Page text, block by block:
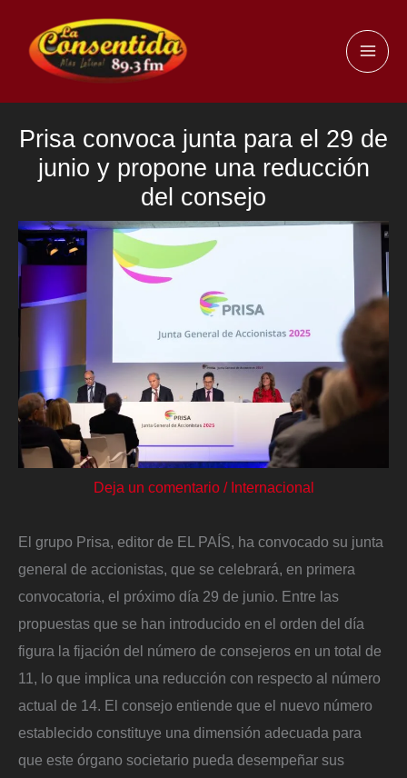
contenido
Prisa convoca junta para el 29 de
junio y propone una reducción
del consejo
Deja un comentario / Internacional
El grupo Prisa, editor de EL PAÍS, ha convocado su junta
general de accionistas, que se celebrará, en primera
convocatoria, el próximo día 29 de junio. Entre las
propuestas que se han introducido en el orden del día
figura la fijación del número de consejeros en un total de
11, lo que implica una reducción con respecto al número
actual de 14. El consejo entiende que el nuevo número
establecido constituye una dimensión adecuada para
que este órgano societario pueda desempeñar sus